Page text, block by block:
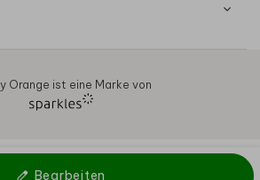
Bearbeiten
Orange ist eine Marke von
Cookies Impressum © 2026